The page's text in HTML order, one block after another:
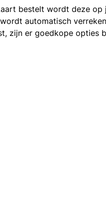
bestelt wordt deze
automatisch
zijn er goedkope opties